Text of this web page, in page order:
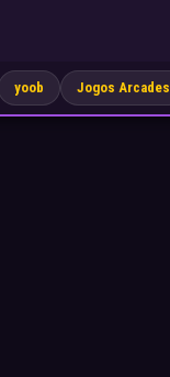
yoob Jogos Arcades